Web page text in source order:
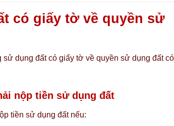
có giấy tờ về quyền sử
dụng đất có giấy tờ về quyền sử dụng đất có
nộp tiền sử dụng đất
tiền sử dụng đất nếu: